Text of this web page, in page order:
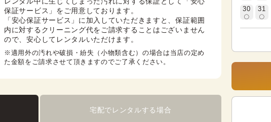
保証サービス」をご用意しております。
「安心保証サービス」に加入していただきますと、保証範囲
内に対するクリーニング代をご請求することはございません
ので、安心してレンタルいただけます。
※適用外の汚れや破損・紛失（小物類含む）の場合は当店の定め
た金額をご請求させて頂きますのでご了承ください。
宅配でレンタルする場合
30 31